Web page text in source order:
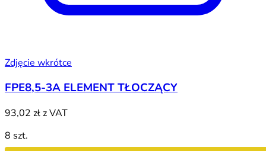
Zdjęcie wkrótce
FPE8,5-3A ELEMENT TŁOCZĄCY
93,02 złz VAT
8 szt.